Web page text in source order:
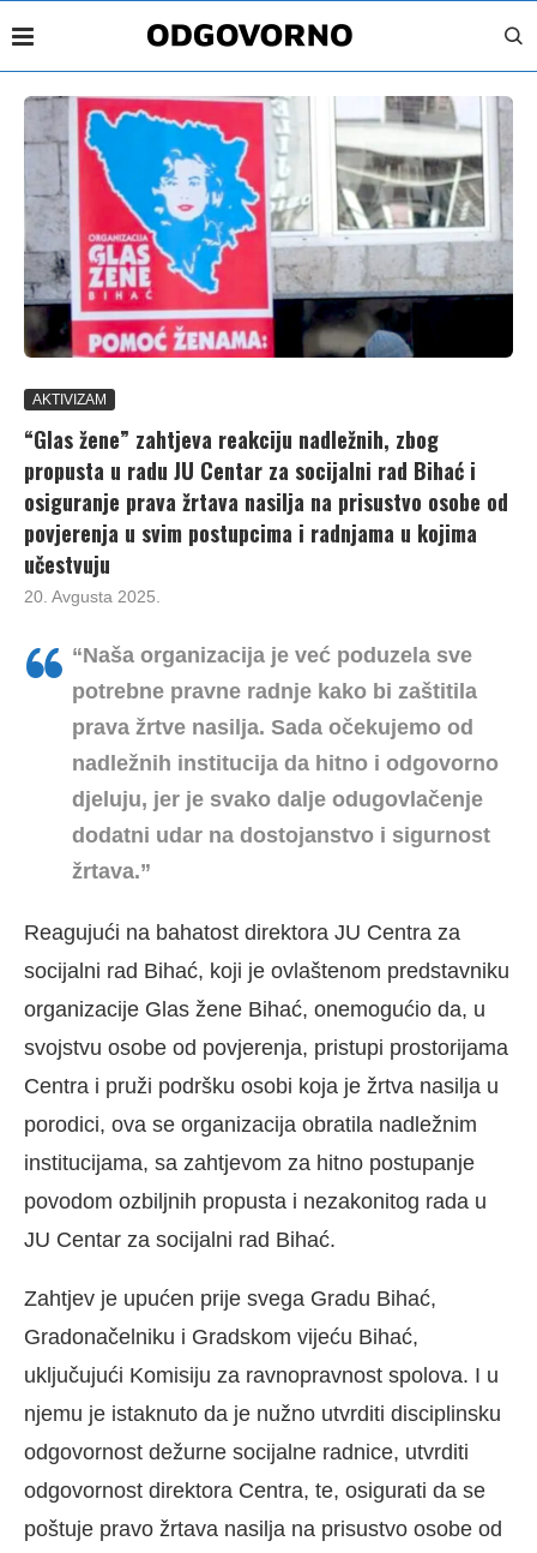
AKTIVIZAM
“Glas žene” zahtjeva reakciju nadležnih, zbog
propusta u radu JU Centar za socijalni rad Bihać i
osiguranje prava žrtava nasilja na prisustvo osobe od
povjerenja u svim postupcima i radnjama u kojima
učestvuju
20. Avgusta 2025.
“Naša organizacija je već poduzela sve
potrebne pravne radnje kako bi zaštitila
prava žrtve nasilja. Sada očekujemo od
nadležnih institucija da hitno i odgovorno
djeluju, jer je svako dalje odugovlačenje
dodatni udar na dostojanstvo i sigurnost
žrtava.”
Reagujući na bahatost direktora JU Centra za
socijalni rad Bihać, koji je ovlaštenom predstavniku
organizacije Glas žene Bihać, onemogućio da, u
svojstvu osobe od povjerenja, pristupi prostorijama
Centra i pruži podršku osobi koja je žrtva nasilja u
porodici, ova se organizacija obratila nadležnim
institucijama, sa zahtjevom za hitno postupanje
povodom ozbiljnih propusta i nezakonitog rada u
JU Centar za socijalni rad Bihać.
Zahtjev je upućen prije svega Gradu Bihać,
Gradonačelniku i Gradskom vijeću Bihać,
uključujući Komisiju za ravnopravnost spolova. I u
njemu je istaknuto da je nužno utvrditi disciplinsku
odgovornost dežurne socijalne radnice, utvrditi
odgovornost direktora Centra, te, osigurati da se
poštuje pravo žrtava nasilja na prisustvo osobe od